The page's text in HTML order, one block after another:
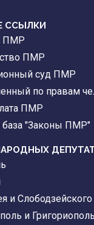
ССЫЛКИ
ПМР
ПМР
суд ПМР
по правам
ПМР
база "Законы ПМР"
и
и